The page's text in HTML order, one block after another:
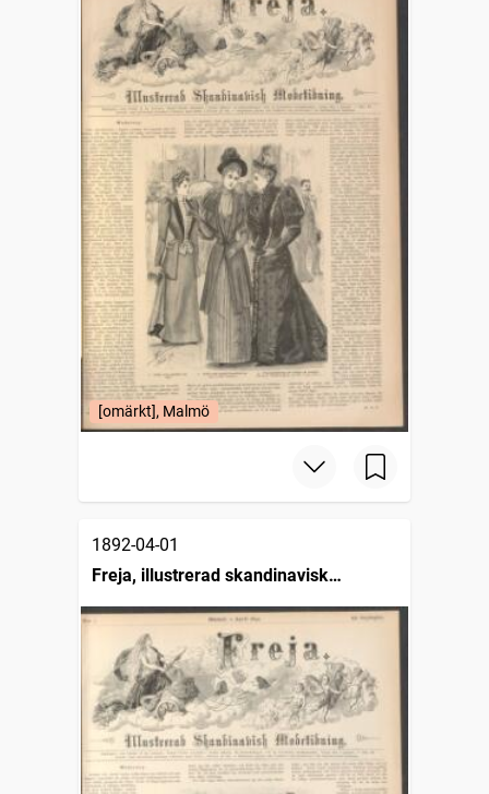
[omärkt], Malmö
1892-04-01
Freja, illustrerad skandinavisk
modetidning